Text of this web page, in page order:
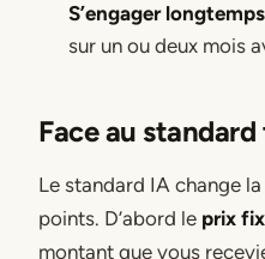
S’engager
sur un ou deux mois
Face au
Le standard IA change
points. D’abord le prix
montant que vous